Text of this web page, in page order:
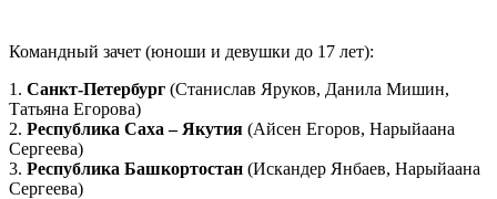
Командный зачет (юноши и девушки до 17 лет):
1. Санкт-Петербург (Станислав Яруков, Данила Мишин,
Татьяна Егорова)
2. Республика Саха – Якутия (Айсен Егоров, Нарыйаана
Сергеева)
3. Республика Башкортостан (Искандер Янбаев, Нарыйаана
Сергеева)